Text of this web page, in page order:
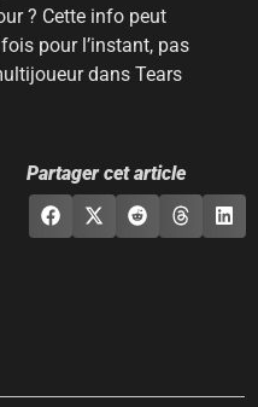
? Cette info peut
pour l’instant, pas
dans Tears
Partager cet article